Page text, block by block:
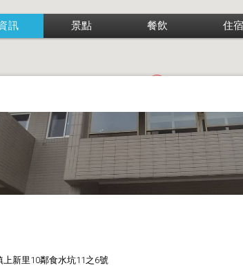
訊 景點 餐飲 住宿
新里10鄰食水坑11之6號